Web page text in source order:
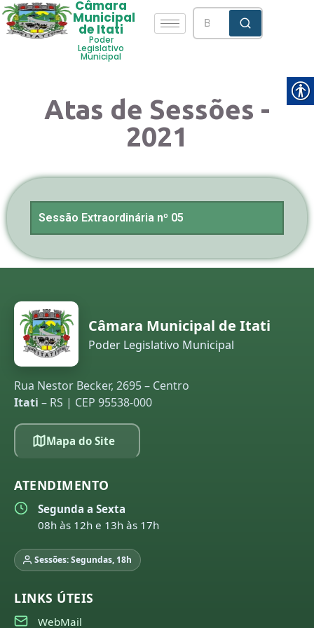
Câmara
Municipal
de Itati
Poder
Legislativo
Municipal
Atas de Sessões -
2021
Sessão Extraordinária nº 05
Câmara Municipal de Itati
Poder Legislativo Municipal
Rua Nestor Becker, 2695 – Centro
Itati – RS | CEP 95538-000
Mapa do Site
ATENDIMENTO
Segunda a Sexta
08h às 12h e 13h às 17h
Sessões: Segundas, 18h
LINKS ÚTEIS
WebMail